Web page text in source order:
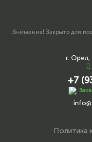
Внимание! Закрыто для
г. Орел,
+7
Политика